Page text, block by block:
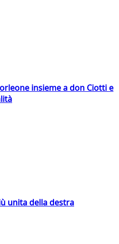
insieme a don Ciotti e
unita della destra